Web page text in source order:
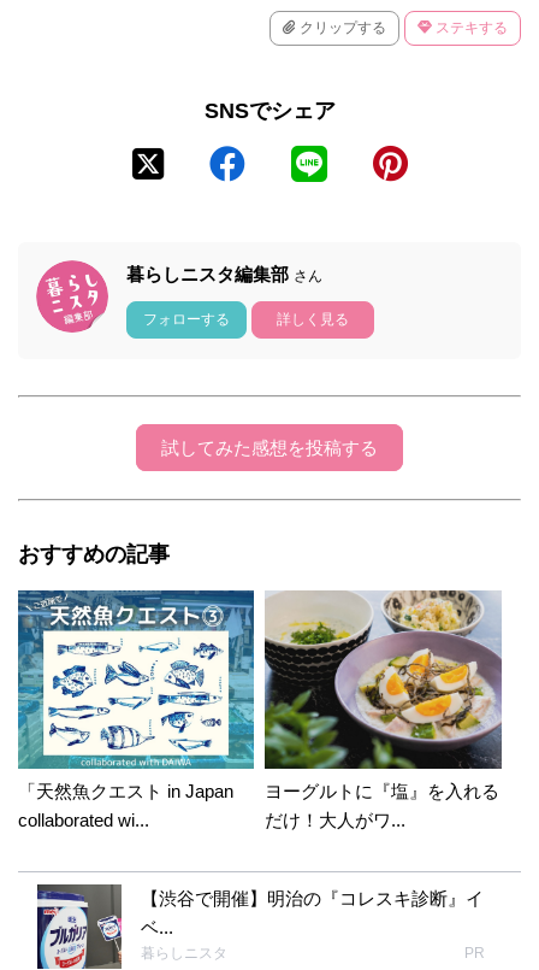
クリップする ステキする
SNSでシェア
暮らしニスタ編集部 さん
フォローする 詳しく見る
試してみた感想を投稿する
おすすめの記事
「天然魚クエスト in Japan
collaborated wi...
ヨーグルトに『塩』を入れる
だけ！大人がワ...
【渋谷で開催】明治の『コレスキ診断』イ
ベ...
暮らしニスタ PR